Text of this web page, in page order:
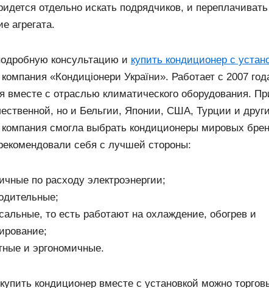
отдельно искать подрядчиков, и
агрегата.
консультацию и купить кондиционер с
компания «Кондиціонери України». Работает с 2007
вместе с отраслью климатического оборудования.
но и Бельгии, Японии, США, Турции и
компания смогла выбрать кондиционеры мировых
себя с лучшей стороны:
по расходу электроэнергии;
то есть работают на охлаждение, обогрев и
и эргономичные.
кондиционер вместе с установкой можно